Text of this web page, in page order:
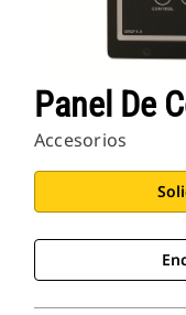
Panel De
Accesorios